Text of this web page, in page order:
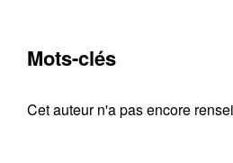
Mots-clés
Cet auteur n'a pas encore